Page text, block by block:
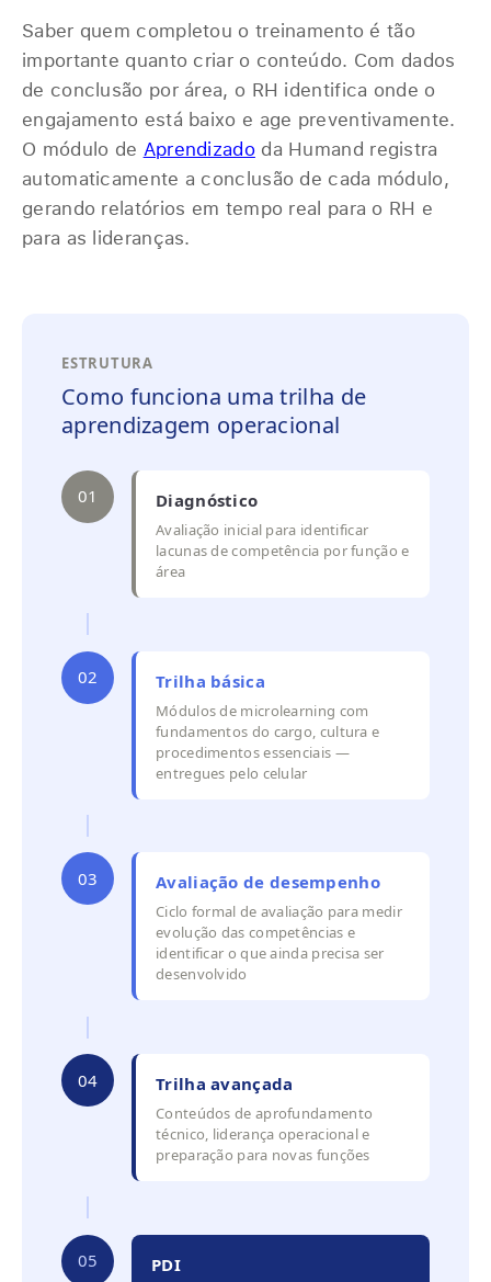
Saber quem completou o treinamento é tão
importante quanto criar o conteúdo. Com dados
de conclusão por área, o RH identifica onde o
engajamento está baixo e age preventivamente.
O módulo de Aprendizadoda Humand registra
automaticamente a conclusão de cada módulo,
gerando relatórios em tempo real para o RH e
para as lideranças.
ESTRUTURA
Como funciona uma trilha de
aprendizagem operacional
01 Diagnóstico
Avaliação inicial para identificar
lacunas de competência por função e
área
02 Trilha básica
Módulos de microlearning com
fundamentos do cargo, cultura e
procedimentos essenciais —
entregues pelo celular
03 Avaliação de desempenho
Ciclo formal de avaliação para medir
evolução das competências e
identificar o que ainda precisa ser
desenvolvido
04 Trilha avançada
Conteúdos de aprofundamento
técnico, liderança operacional e
preparação para novas funções
05 PDI